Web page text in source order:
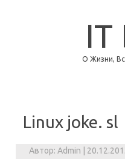
IT
О Жизни,
Linux joke. sl
Автор:Admin